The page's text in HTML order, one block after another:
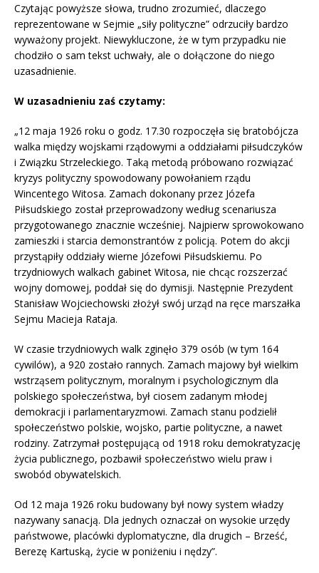
Czytając powyższe słowa, trudno zrozumieć, dlaczego
reprezentowane w Sejmie „siły polityczne” odrzuciły bardzo
wyważony projekt. Niewykluczone, że w tym przypadku nie
chodziło o sam tekst uchwały, ale o dołączone do niego
uzasadnienie.
W uzasadnieniu zaś czytamy:
„12 maja 1926 roku o godz. 17.30 rozpoczęła się bratobójcza
walka między wojskami rządowymi a oddziałami piłsudczyków
i Związku Strzeleckiego. Taką metodą próbowano rozwiązać
kryzys polityczny spowodowany powołaniem rządu
Wincentego Witosa. Zamach dokonany przez Józefa
Piłsudskiego został przeprowadzony według scenariusza
przygotowanego znacznie wcześniej. Najpierw sprowokowano
zamieszki i starcia demonstrantów z policją. Potem do akcji
przystąpiły oddziały wierne Józefowi Piłsudskiemu. Po
trzydniowych walkach gabinet Witosa, nie chcąc rozszerzać
wojny domowej, poddał się do dymisji. Następnie Prezydent
Stanisław Wojciechowski złożył swój urząd na ręce marszałka
Sejmu Macieja Rataja.
W czasie trzydniowych walk zginęło 379 osób (w tym 164
cywilów), a 920 zostało rannych. Zamach majowy był wielkim
wstrząsem politycznym, moralnym i psychologicznym dla
polskiego społeczeństwa, był ciosem zadanym młodej
demokracji i parlamentaryzmowi. Zamach stanu podzielił
społeczeństwo polskie, wojsko, partie polityczne, a nawet
rodziny. Zatrzymał postępującą od 1918 roku demokratyzację
życia publicznego, pozbawił społeczeństwo wielu praw i
swobód obywatelskich.
Od 12 maja 1926 roku budowany był nowy system władzy
nazywany sanacją. Dla jednych oznaczał on wysokie urzędy
państwowe, placówki dyplomatyczne, dla drugich – Brześć,
Berezę Kartuską, życie w poniżeniu i nędzy”.